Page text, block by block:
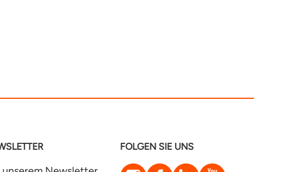
FOLGEN SIE UNS
InstagramFacebookLinkedIn